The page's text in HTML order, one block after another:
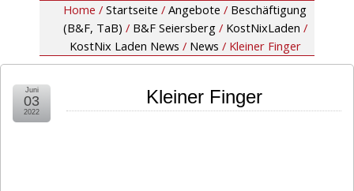
Home / Startseite / Angebote / Beschäftigung
(B&F, TaB) / B&F Seiersberg / KostNixLaden /
KostNix Laden News / News / Kleiner Finger
Kleiner Finger
Juni
03
2022